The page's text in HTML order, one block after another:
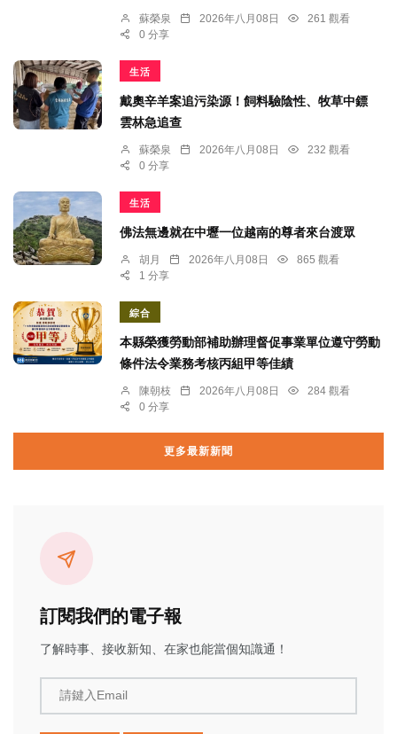
蘇榮泉 2026年八月08日
261 觀看
0 分享
生活
戴奧辛羊案追污染源！飼料驗陰性、牧草中鏢
雲林急追查
蘇榮泉 2026年八月08日
232 觀看
0 分享
生活
佛法無邊就在中壢一位越南的尊者來台渡眾
胡月 2026年八月08日
865 觀看
1 分享
綜合
本縣榮獲勞動部補助辦理督促事業單位遵守勞動
條件法令業務考核丙組甲等佳績
陳朝枝 2026年八月08日
284 觀看
0 分享
更多最新新聞
訂閱我們的電子報
了解時事、接收新知、在家也能當個知識通！
請鍵入Email